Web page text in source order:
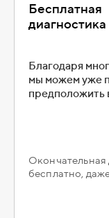
Бесплатная
диагностика
Благодаря
мы можем уже
предположить
Окончательная
бесплатно,